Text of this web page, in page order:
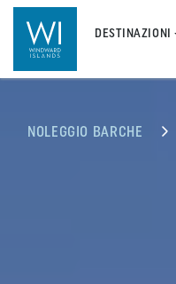
DESTINAZIONI
NOLEGGIO BARCHE